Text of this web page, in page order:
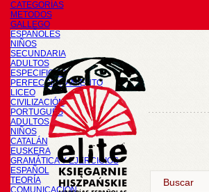
CATEGORÍAS
METODOS
GALLEGO
ESPAÑOLES
NIÑOS
SECUNDARIA
ADULTOS
ESPECIFICOS
PERFECCIONAMIENTO
LICEO
CIVILIZACIÓN
PORTUGUÉS
ADULTOS
NIÑOS
CATALÁN
EUSKERA
GRAMÁTICA Y EJERCICIOS
ESPAÑOL
TEORÍA
COMUNICACIÓN